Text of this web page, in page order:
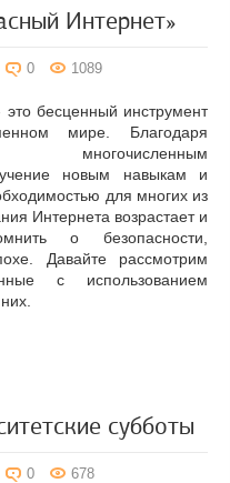
Интернет»
0 1089
это бесценный инструмент
мире. Благодаря
новым навыкам и
для многих из
Интернета возрастает и
о безопасности,
Давайте рассмотрим
с использованием
субботы
0 678